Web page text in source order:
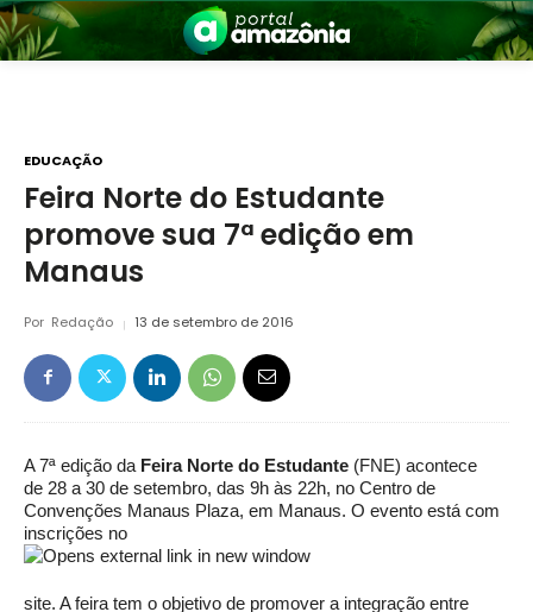
Amazônia
EDUCAÇÃO
Feira Norte do Estudante
promove sua 7ª edição em
Manaus
Por Redação 13 de setembro de 2016
A 7ª edição da Feira Norte do Estudante (FNE) acontece
de 28 a 30 de setembro, das 9h às 22h, no Centro de
Convenções Manaus Plaza, em Manaus. O evento está com
inscrições no
site. A feira tem o objetivo de promover a integração entre